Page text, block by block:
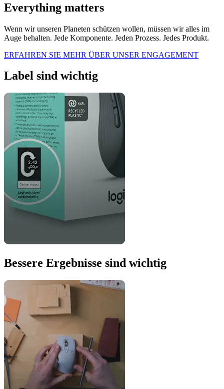
Everything matters
Wenn wir unseren Planeten schützen wollen, müssen wir alles im
Auge behalten. Jede Komponente. Jeden Prozess. Jedes Produkt.
ERFAHREN SIE MEHR ÜBER UNSER ENGAGEMENT
Label sind wichtig
Bessere Ergebnisse sind wichtig